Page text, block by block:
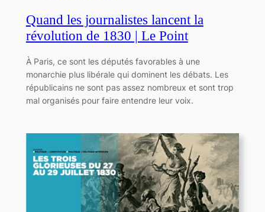
Quand les journalistes lancent la
révolution de 1830 | Le Point
À Paris, ce sont les députés favorables à une
monarchie plus libérale qui dominent les débats. Les
républicains ne sont pas assez nombreux et sont trop
mal organisés pour faire entendre leur voix.